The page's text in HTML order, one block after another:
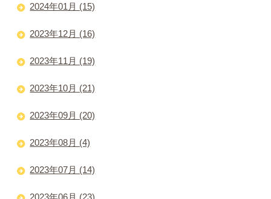
2024年01月 (15)
2023年12月 (16)
2023年11月 (19)
2023年10月 (21)
2023年09月 (20)
2023年08月 (4)
2023年07月 (14)
2023年06月 (23)